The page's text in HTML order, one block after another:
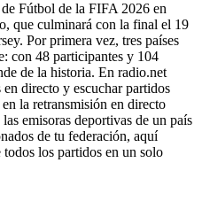
Fútbol de la FIFA 2026 en
que culminará con la final el 19
Por primera vez, tres países
con 48 participantes y 104
de la historia. En radio.net
directo y escuchar partidos
la retransmisión en directo
emisoras deportivas de un país
de tu federación, aquí
todos los partidos en un solo